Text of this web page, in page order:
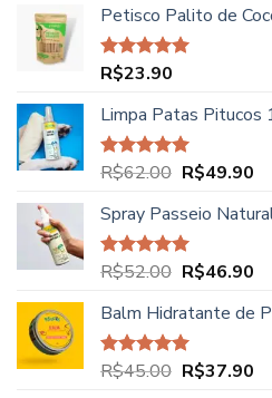
Petisco Palito de
Avaliação
R$23.90
Limpa Patas Pitucos
Avaliação
R$62.00 O
original
era:
R$62.00.
R$49.90O
Spray Passeio
Avaliação
R$52.00 O
original
era:
R$52.00.
R$46.90O
Balm Hidratante de
Avaliação
R$45.00 O
R$37.90O